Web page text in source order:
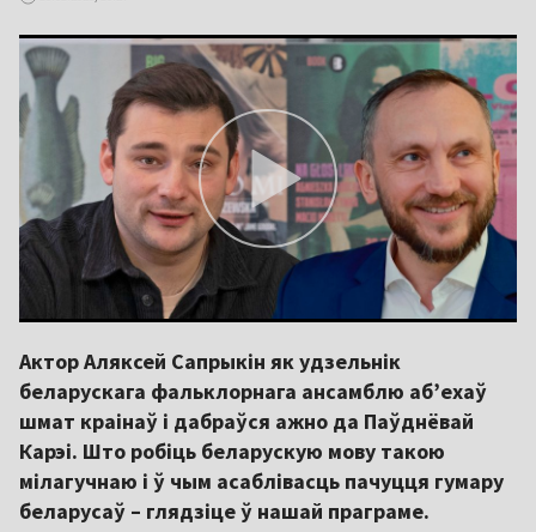
Актор Аляксей Сапрыкін як удзельнік
беларускага фальклорнага ансамблю аб’ехаў
шмат краінаў і дабраўся ажно да Паўднёвай
Карэі. Што робіць беларускую мову такою
мілагучнаю і ў чым асаблівасць пачуцця гумару
беларусаў – глядзіце ў нашай праграме.